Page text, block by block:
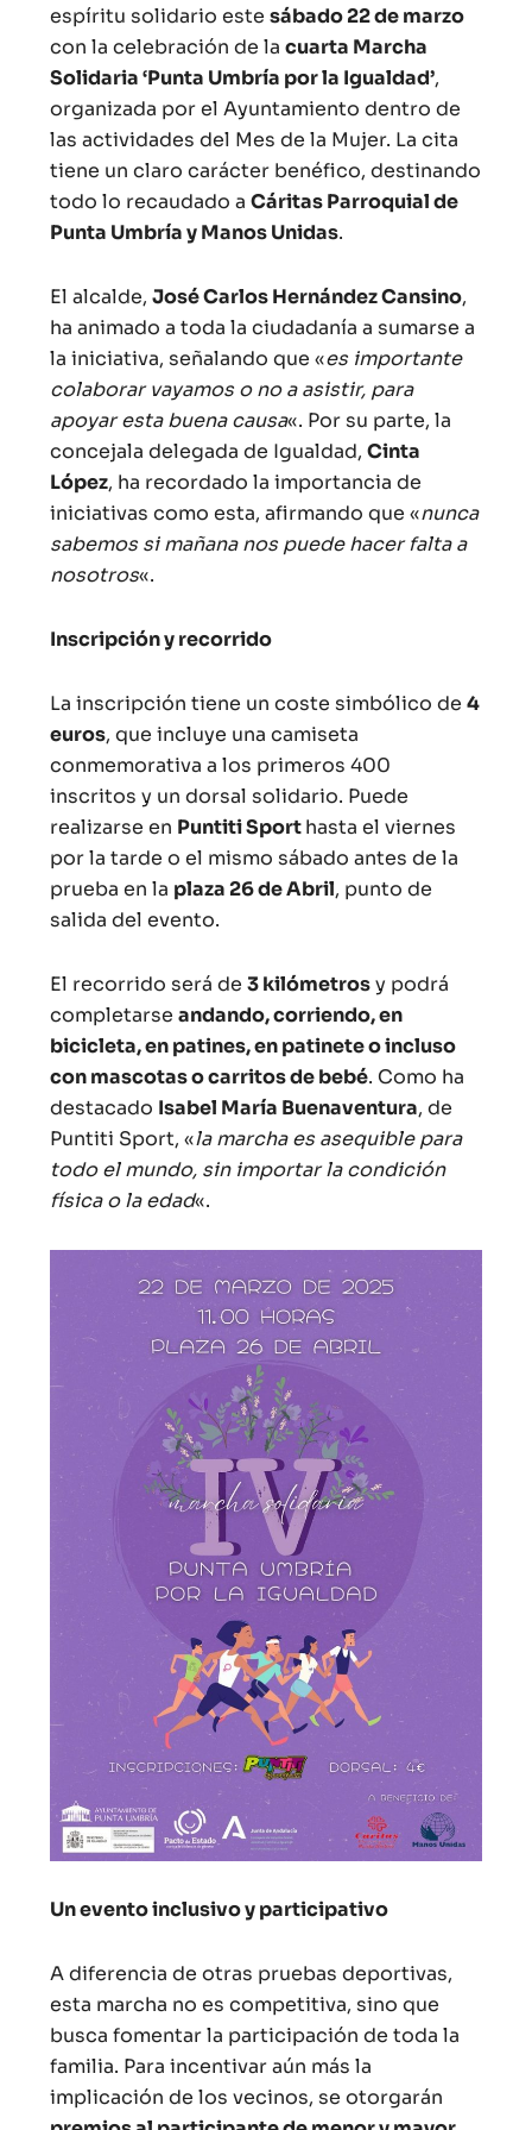
espíritu solidario estesábado 22 de marzo
con la celebración de lacuarta Marcha
Solidaria ‘Punta Umbría por la Igualdad’,
organizada por el Ayuntamiento dentro de
las actividades del Mes de la Mujer. La cita
tiene un claro carácter benéfico, destinando
todo lo recaudado aCáritas Parroquial de
Punta Umbría y Manos Unidas.
El alcalde,José Carlos Hernández Cansino,
ha animado a toda la ciudadanía a sumarse a
la iniciativa, señalando que «es importante
colaborar vayamos o no a asistir, para
apoyar esta buena causa«. Por su parte, la
concejala delegada de Igualdad,Cinta
López, ha recordado la importancia de
iniciativas como esta, afirmando que «nunca
sabemos si mañana nos puede hacer falta a
nosotros«.
Inscripción y recorrido
La inscripción tiene un coste simbólico de4
euros, que incluye una camiseta
conmemorativa a los primeros 400
inscritos y un dorsal solidario. Puede
realizarse en Puntiti Sporthasta el viernes
por la tarde o el mismo sábado antes de la
prueba en la plaza 26 de Abril, punto de
salida del evento.
El recorrido será de3 kilómetrosy podrá
completarseandando, corriendo, en
bicicleta, en patines, en patinete o incluso
con mascotas o carritos de bebé. Como ha
destacado Isabel María Buenaventura, de
Puntiti Sport, «la marcha es asequible para
todo el mundo, sin importar la condición
física o la edad«.
Un evento inclusivo y participativo
A diferencia de otras pruebas deportivas,
esta marcha no es competitiva, sino que
busca fomentar la participación de toda la
familia. Para incentivar aún más la
implicación de los vecinos, se otorgarán